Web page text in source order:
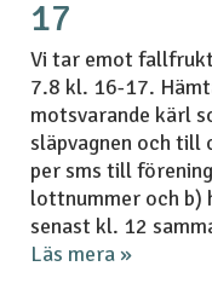
17
Vi tar emot
7.8 kl. 16-17.
motsvarande kärl
släpvagnen och till
per sms till
lottnummer och b)
senast kl. 12
Läs mera »